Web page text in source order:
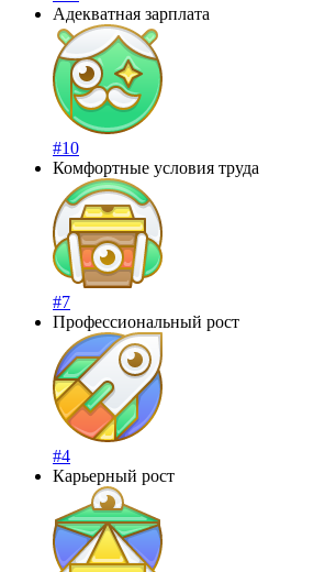
Адекватная зарплата
#10
Комфортные условия труда
#7
Профессиональный рост
#4
Карьерный рост